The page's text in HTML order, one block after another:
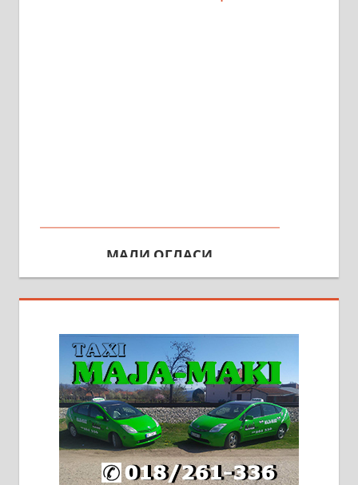
београдски друм. Две одвојене
2х150м2, две гараже, централно
грејање на гас и дрва. Две
адресе. 063/71-74-023
Издајем комплетно опремљену
халу на Житковачком путу, на
плацу површине око 7 ари.
064/321-80-51; 063/102-35-25